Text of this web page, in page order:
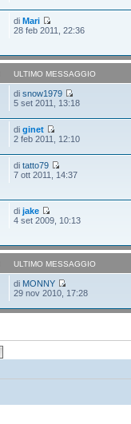
diMari
28 feb 2011, 22:36
ULTIMO MESSAGGIO
disnow1979
5 set 2011, 13:18
diginet
2 feb 2011, 12:10
ditatto79
7 ott 2011, 14:37
dijake
4 set 2009, 10:13
ULTIMO MESSAGGIO
di MONNY
29 nov 2010, 17:28